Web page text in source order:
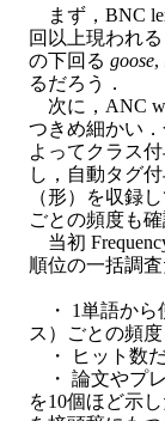
まず，BNC
回以上現われ
の下回る goose,
るだろう．
次に，ANC
つきめ細かい．
よってクラス
し，自動タグ
（形）を収録
ごとの頻度も
当初
順位の一括調
・ 1単語から
ス）ごとの頻
・ ヒット数
・ 論文やプ
を10個ほど示